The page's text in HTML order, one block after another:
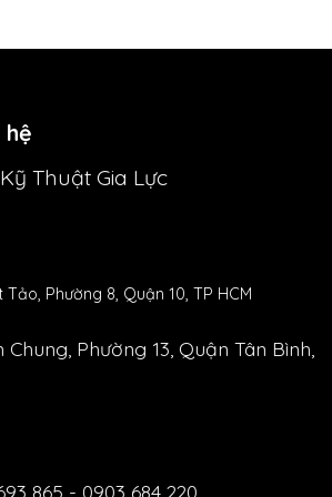
Thuật Gia Lực
Tảo, Phường 8, Quận 10, TP HCM
Chung, Phường 13, Quận Tân Bình,
865 - 0903 684 220